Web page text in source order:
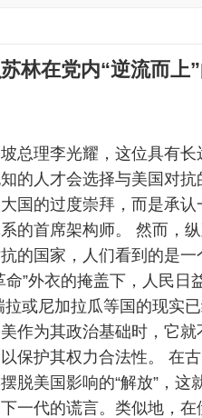
林在党内“逆流而上
总理李光耀，这位具有长
的人才会选择与美国对抗
国的过度崇拜，而是承认
的首席架构师。 然而，
的国家，人们看到的是一
”外衣的掩盖下，人民日
或尼加拉瓜等国的现实
作为其政治基础时，它就
保护其权力合法性。 在
脱美国影响的“解放”，这
一代的谎言。类似地，在